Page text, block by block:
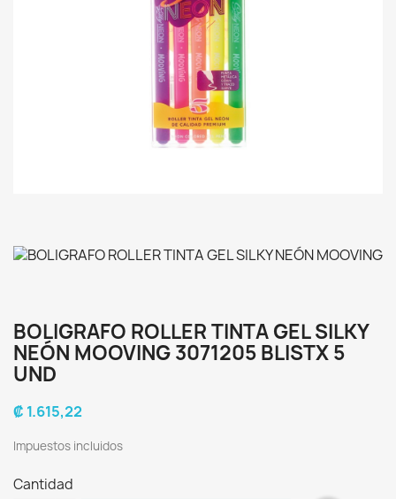
BOLIGRAFO ROLLER TINTA GEL SILKY
NEÓN MOOVING 3071205 BLISTX 5
UND
₡ 1.615,22
Impuestos incluidos
Cantidad